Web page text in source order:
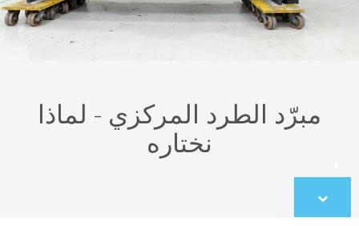
مبرّد الطرد المركزي - لماذا
نختاره
Scroll
to